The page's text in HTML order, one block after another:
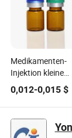
Medikamenten-
Injektion kleine
0,012-0,015 $